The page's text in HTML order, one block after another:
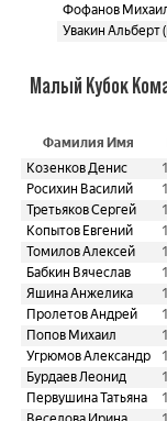
Фофанов
Увакин Альберт
Малый Кубок
Фамилия Имя
Козенков Денис
Росихин Василий
Третьяков Сергей
Копытов Евгений
Томилов Алексей
Бабкин Вячеслав
Яшина Анжелика
Пролетов Андрей
Попов Михаил
Угрюмов Александр
Бурдаев Леонид
Первушина Татьяна